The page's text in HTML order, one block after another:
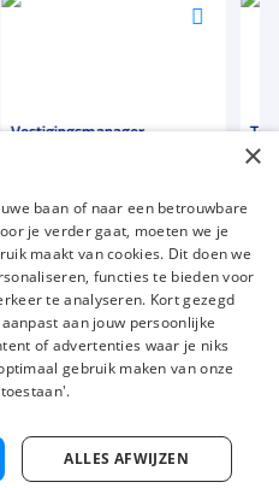
Voeg
Vestigingsmanager
Uitzicht op vaste dienst
€ 2500 € 3850
Over ons
Voor werkgevers
Contact
×
baan of naar een betrouwbare
je verder gaat, moeten we je
maakt van cookies. Dit doen we
functies te bieden voor
te analyseren. Kort gezegd
aan jouw persoonlijke
of advertenties waar je niks
gebruik maken van onze
ALLES AFWIJZEN